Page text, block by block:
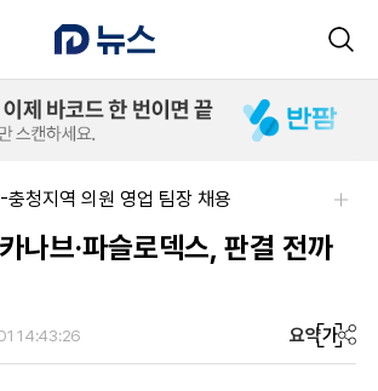
충청지역 의원 영업 팀장 채용
나브·파슬로덱스, 판결 전까
14:43:26 요약가